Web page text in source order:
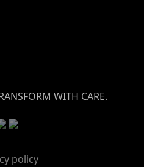
WITH CARE.
policy